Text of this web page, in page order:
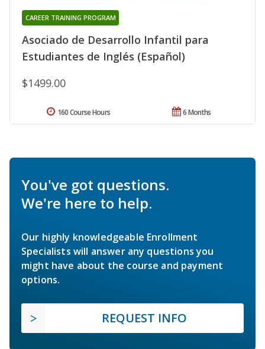
Asociado de Desarrollo Infantil para
Estudiantes de Inglés (Español)
CAREER TRAINING PROGRAM
$1499.00
6 Months
160 Course Hours
You've got questions.
We're here to help.
Our highly knowledgeable Enrollment
Specialists will answer any questions you
might have about the course and payment
options.
REQUEST INFO